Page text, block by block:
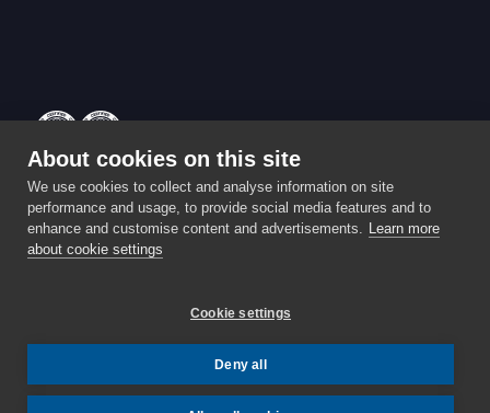
About cookies on this site
We use cookies to collect and analyse information on site
performance and usage, to provide social media features and to
enhance and customise content and advertisements. Learn more
about cookie settings
Cookie settings
Deny all
Powered byEnterprise⚡️ Partita IVA: IT03959590989 ⚡️
Privacy & Cookie policy
Sede Operativa: Via A. Bellini 7, Roè Volciano (Brescia) -
25079
TUTTI I SISTEMI OPERATIVI.